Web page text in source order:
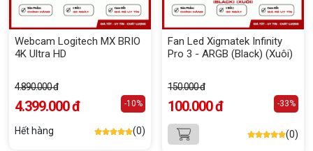
Webcam Logitech MX BRIO
4K Ultra HD
4.890.000 đ
4.399.000 đ -10%
Hết hàng (0)
Fan Led Xigmatek Infinity
Pro 3 - ARGB (Black) (Xuôi)
150.000 đ
100.000 đ -33%
(0)